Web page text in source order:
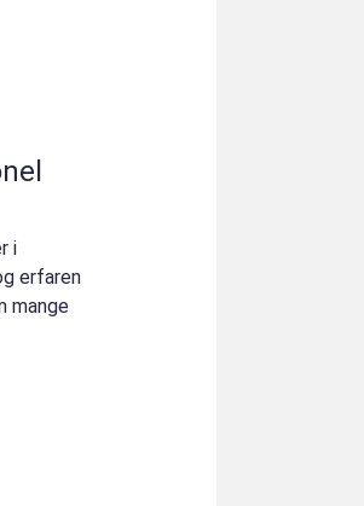
i
erfaren
mange